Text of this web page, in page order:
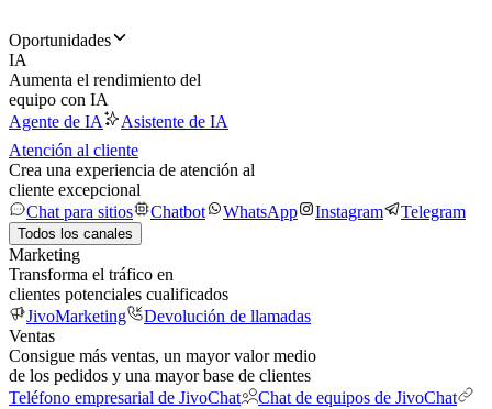
Oportunidades
IA
Aumenta el rendimiento del
equipo con IA
Agente de IA
Asistente de IA
Atención al cliente
Crea una experiencia de atención al
cliente excepcional
Chat para sitios
Chatbot WhatsApp Instagram Telegram
Todos los canales
Marketing
Transforma el tráfico en
clientes potenciales cualificados
JivoMarketing
Devolución de llamadas
Ventas
Consigue más ventas, un mayor valor medio
de los pedidos y una mayor base de clientes
Teléfono empresarial de JivoChat
Chat de equipos de JivoChat